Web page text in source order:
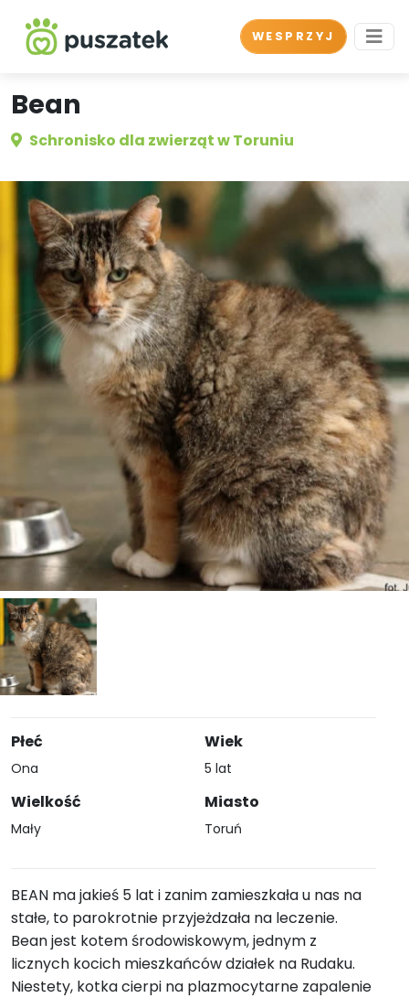
WESPRZYJ
Bean
Schronisko dla zwierząt w Toruniu
Płeć
Ona
Wielkość
Mały
Wiek
5 lat
Miasto
Toruń
BEAN ma jakieś 5 lat i zanim zamieszkała u nas na
stałe, to parokrotnie przyjeżdzała na leczenie.
Bean jest kotem środowiskowym, jednym z
licznych kocich mieszkańców działek na Rudaku.
Niestety, kotka cierpi na plazmocytarne zapalenie